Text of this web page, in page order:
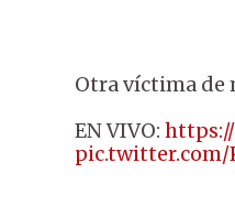
Otra víctima de
EN VIVO:
pic.twitter.com/